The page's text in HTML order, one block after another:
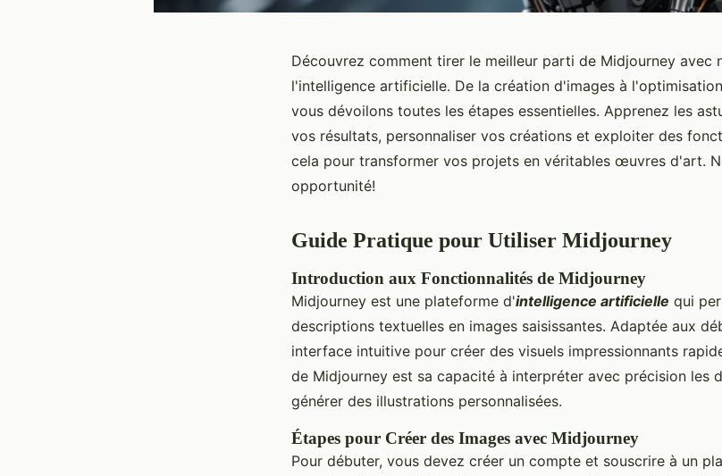
Découvrez comment tirer le meilleur parti de Midjourney avec
l'intelligence artificielle. De la création d'images à
vous dévoilons toutes les étapes essentielles. Apprenez les
vos résultats, personnaliser vos créations et exploiter des
cela pour transformer vos projets en véritables œuvres d'art.
opportunité!
Guide Pratique pour Utiliser Midjourney
Introduction aux Fonctionnalités de Midjourney
Midjourney est une plateforme d'intelligence artificielle qui
descriptions textuelles en images saisissantes. Adaptée aux
interface intuitive pour créer des visuels impressionnants
de Midjourney est sa capacité à interpréter avec précision les
générer des illustrations personnalisées.
Étapes pour Créer des Images avec Midjourney
Pour débuter, vous devez créer un compte et souscrire à un